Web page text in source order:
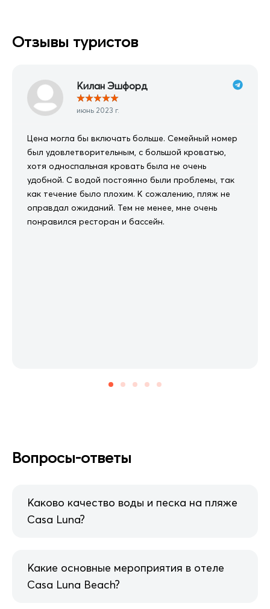
Отзывы туристов
Килан Эшфорд
★★★★★
июнь 2023 г.
Цена могла бы включать больше. Семейный номер
был удовлетворительным, с большой кроватью,
хотя односпальная кровать была не очень
удобной. С водой постоянно были проблемы, так
как течение было плохим. К сожалению, пляж не
оправдал ожиданий. Тем не менее, мне очень
понравился ресторан и бассейн.
Вопросы-ответы
Каково качество воды и песка на пляже
Casa Luna?
Какие основные мероприятия в отеле
Casa Luna Beach?